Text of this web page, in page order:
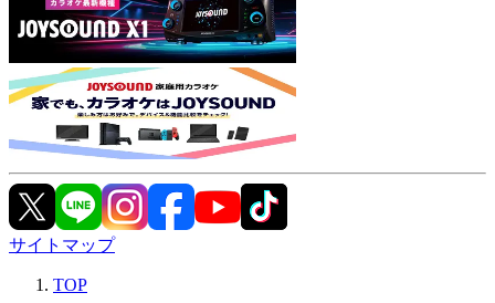
サイトマップ
TOP